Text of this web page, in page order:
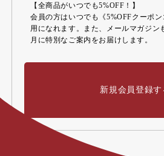
【全商品がいつでも5%OFF！】
会員の方はいつでも《5%OFFクーポ
用になれます。また、メールマガジン
月に特別なご案内をお届けします。
新規会員登録す